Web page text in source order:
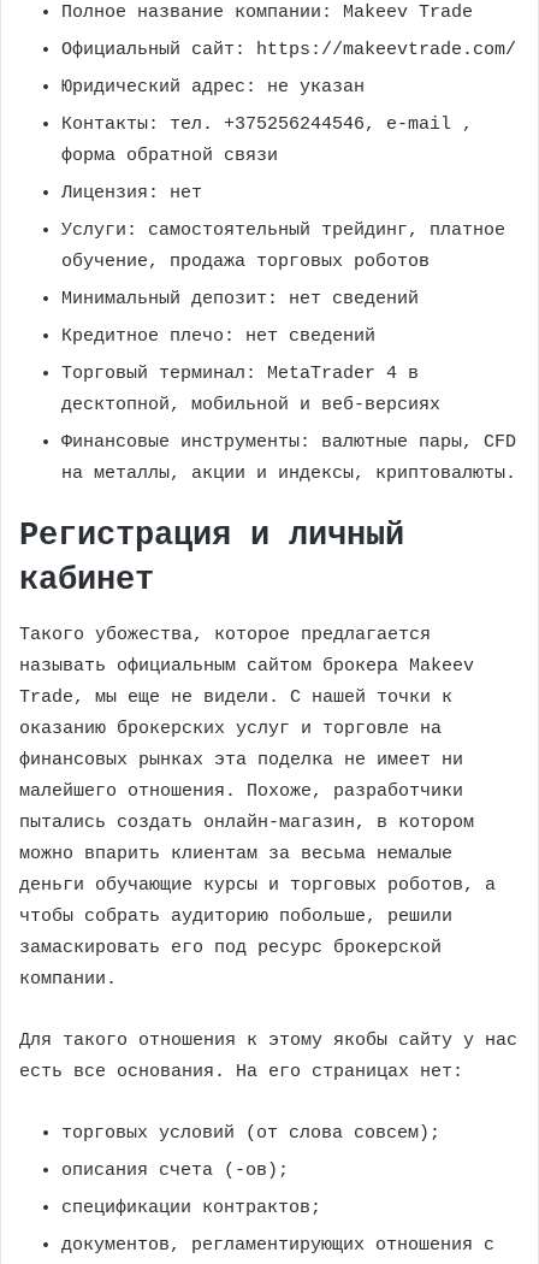
Полное название компании: Makeev Trade
Официальный сайт: https://makeevtrade.com/
Юридический адрес: не указан
Контакты: тел. +375256244546, e-mail
,
форма обратной связи
Лицензия: нет
Услуги: самостоятельный трейдинг, платное
обучение, продажа торговых роботов
Минимальный депозит: нет сведений
Кредитное плечо: нет сведений
Торговый терминал: MetaTrader 4 в
десктопной, мобильной и веб-версиях
Финансовые инструменты: валютные пары, CFD
на металлы, акции и индексы, криптовалюты.
Регистрация и личный
кабинет
Такого убожества, которое предлагается
называть официальным сайтом брокера Makeev
Trade, мы еще не видели. С нашей точки к
оказанию брокерских услуг и торговле на
финансовых рынках эта поделка не имеет ни
малейшего отношения. Похоже, разработчики
пытались создать онлайн-магазин, в котором
можно впарить клиентам за весьма немалые
деньги обучающие курсы и торговых роботов, а
чтобы собрать аудиторию побольше, решили
замаскировать его под ресурс брокерской
компании.
Для такого отношения к этому якобы сайту у нас
есть все основания. На его страницах нет:
торговых условий (от слова совсем);
описания счета (-ов);
спецификации контрактов;
документов, регламентирующих отношения с